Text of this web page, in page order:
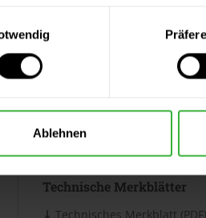
Ablehnen
Untergrund. Bei diesen
Merkblatt.
Datenblätter &
Sicherheitsdatenblätter
Technische Merkblätter
⤓ Technisches Merkblatt (PDF)